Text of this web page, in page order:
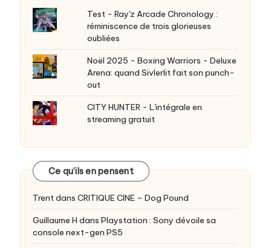
Test - Ray'z Arcade Chronology :
réminiscence de trois glorieuses
oubliées
Noël 2025 - Boxing Warriors - Deluxe
Arena: quand Sivlerlit fait son punch-
out
CITY HUNTER - L'intégrale en
streaming gratuit
Ce qu’ils en pensent
Trentdans CRITIQUE CINE – Dog Pound
Guillaume H dans Playstation : Sony dévoile sa
console next-gen PS5